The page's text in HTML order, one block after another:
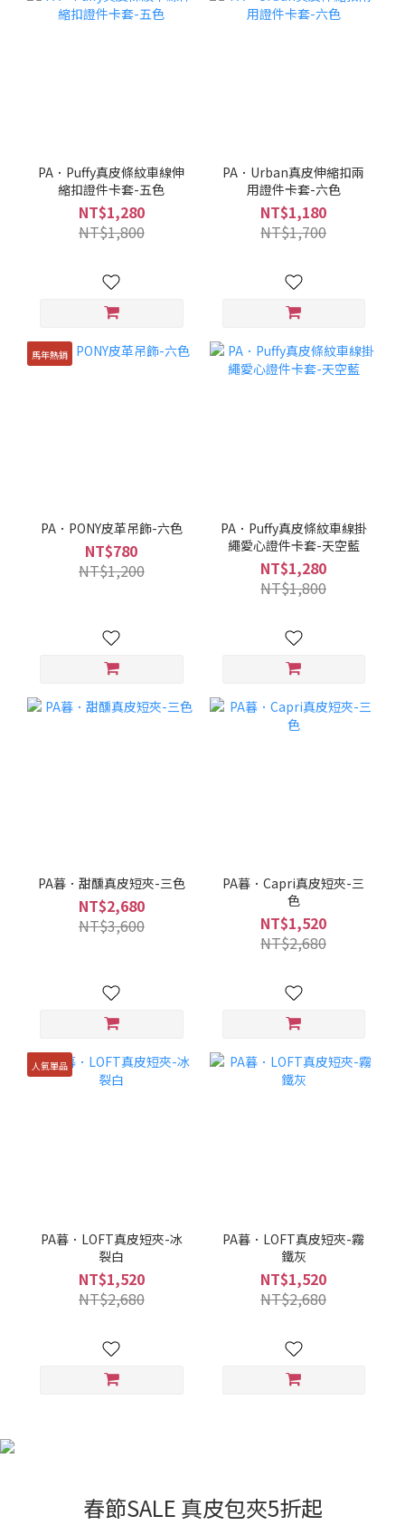
PA．Puffy真皮條紋車線伸
縮扣證件卡套-五色
NT$1,280
NT$1,800
PA．Urban真皮伸縮扣兩
用證件卡套-六色
NT$1,180
NT$1,700
馬年熱銷
PA．PONY皮革吊飾-六色
NT$780
NT$1,200
PA．Puffy真皮條紋車線掛
繩愛心證件卡套-天空藍
NT$1,280
NT$1,800
PA暮．甜醺真皮短夾-三色
NT$2,680
NT$3,600
PA暮．Capri真皮短夾-三
色
NT$1,520
NT$2,680
人氣單品
PA暮．LOFT真皮短夾-冰
裂白
NT$1,520
NT$2,680
PA暮．LOFT真皮短夾-霧
鐵灰
NT$1,520
NT$2,680
春節SALE 真皮包夾5折起